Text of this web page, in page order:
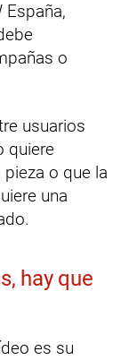
España,
o
usuarios
quiere
o que la
una
hay que
es su